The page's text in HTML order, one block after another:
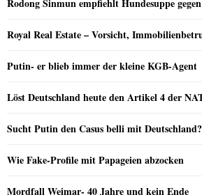
Rodong Sinmun empfiehlt Hundesuppe
Royal Real Estate – Vorsicht,
Putin- er blieb immer der kleine KGB-Agent
Löst Deutschland heute den Artikel 4 der
Sucht Putin den Casus belli mit Deutschland?
Wie Fake-Profile mit Papageien abzocken
Mordfall Weimar- 40 Jahre und kein Ende